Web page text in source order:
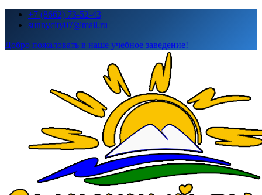
Перейти+7 (8662) 73-52-43
sunnycity07@mail.ru
Добро пожаловать в наше учебное заведение!